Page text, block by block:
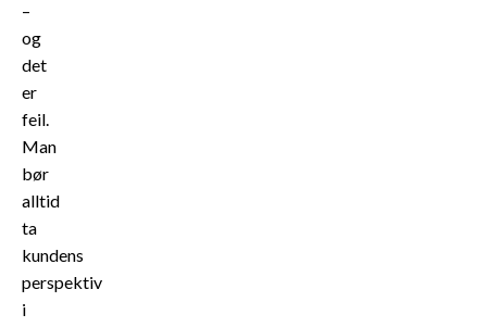
–
og
det
er
feil.
Man
bør
alltid
ta
kundens
perspektiv
i